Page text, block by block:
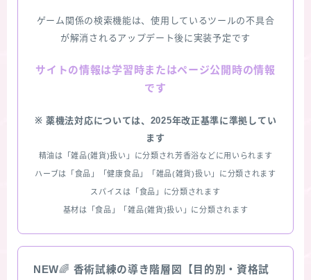
ゲーム関係の検索機能は、使用しているツールの不具合
が解消されるアップデート後に実装予定です
サイトの情報は学習時またはページ公開時の情報
です
※ 薬機法対応については、2025年改正基準に準拠してい
ます
精油は「雑品(雑貨)扱い」に分類され芳香浴などに用いられます
ハーブは「食品」「健康食品」「雑品(雑貨)扱い」に分類されます
スパイスは「食品」に分類されます
基材は「食品」「雑品(雑貨)扱い」に分類されます
NEW🌈 香術試練の導き階層図【目的別・資格試